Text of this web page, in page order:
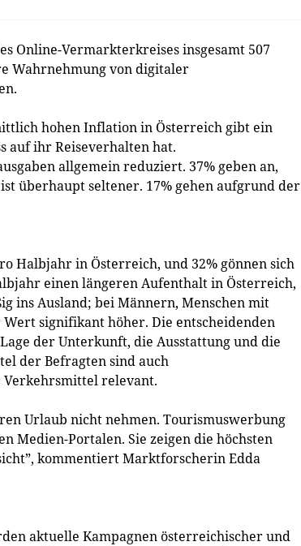
Online-Vermarkterkreises insgesamt 507
Wahrnehmung von digitaler
hohen Inflation in Österreich gibt ein
auf ihr Reiseverhalten hat.
allgemein reduziert. 37% geben an,
überhaupt seltener. 17% gehen aufgrund der
Halbjahr in Österreich, und 32% gönnen sich
einen längeren Aufenthalt in Österreich,
ins Ausland; bei Männern, Menschen mit
signifikant höher. Die entscheidenden
der Unterkunft, die Ausstattung und die
der Befragten sind auch
Verkehrsmittel relevant.
Urlaub nicht nehmen. Tourismuswerbung
Medien-Portalen. Sie zeigen die höchsten
kommentiert Marktforscherin Edda
aktuelle Kampagnen österreichischer und